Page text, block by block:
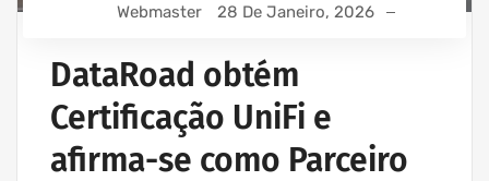
Webmaster 28 De Janeiro, 2026
DataRoad obtém
Certificação UniFi e
afirma-se como Parceiro